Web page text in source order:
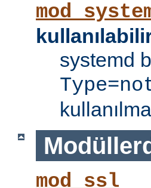
systemd
mod_ssl